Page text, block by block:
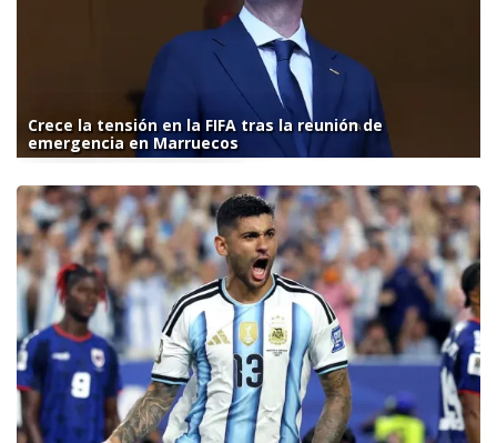
Crece la tensión en la FIFA tras la reunión de
emergencia en Marruecos